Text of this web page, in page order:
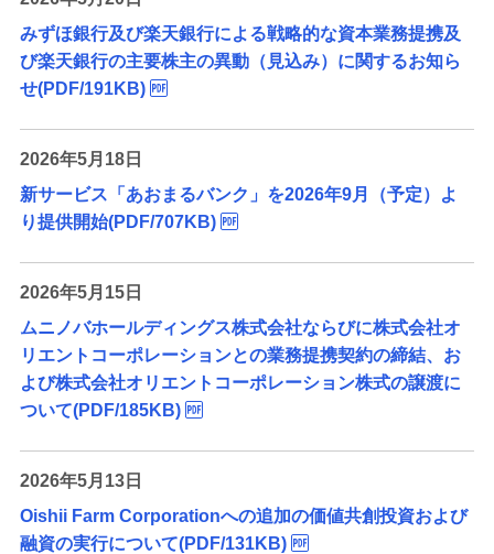
みずほ銀行及び楽天銀行による戦略的な資本業務提携及
び楽天銀行の主要株主の異動（見込み）に関するお知ら
せ(PDF/191KB)
2026年5月18日
新サービス「あおまるバンク」を2026年9月（予定）よ
り提供開始(PDF/707KB)
2026年5月15日
ムニノバホールディングス株式会社ならびに株式会社オ
リエントコーポレーションとの業務提携契約の締結、お
よび株式会社オリエントコーポレーション株式の譲渡に
ついて(PDF/185KB)
2026年5月13日
Oishii Farm Corporationへの追加の価値共創投資および
融資の実行について(PDF/131KB)